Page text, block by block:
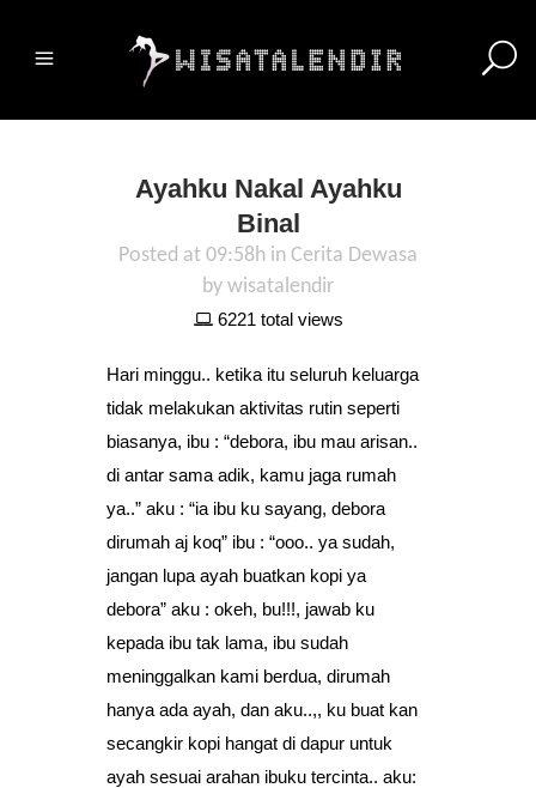
Ayahku Nakal Ayahku
Binal
Posted at 09:58h in Cerita Dewasa
by wisatalendir
6221 total views
Hari minggu.. ketika itu seluruh keluarga
tidak melakukan aktivitas rutin seperti
biasanya, ibu : “debora, ibu mau arisan..
di antar sama adik, kamu jaga rumah
ya..” aku : “ia ibu ku sayang, debora
dirumah aj koq” ibu : “ooo.. ya sudah,
jangan lupa ayah buatkan kopi ya
debora” aku : okeh, bu!!!, jawab ku
kepada ibu tak lama, ibu sudah
meninggalkan kami berdua, dirumah
hanya ada ayah, dan aku..,, ku buat kan
secangkir kopi hangat di dapur untuk
ayah sesuai arahan ibuku tercinta.. aku: